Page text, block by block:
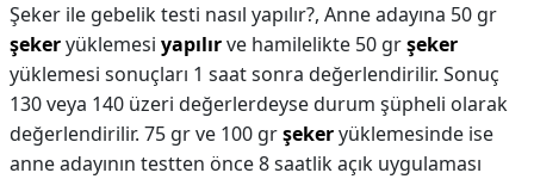
Şeker ile gebelik testi nasıl yapılır?, Anne adayına 50 gr
şekeryüklemesi yapılırve hamilelikte 50 grşeker
yüklemesi sonuçları 1 saat sonra değerlendirilir. Sonuç
130 veya 140 üzeri değerlerdeyse durum şüpheli olarak
değerlendirilir. 75 gr ve 100 grşekeryüklemesinde ise
anne adayının testten önce 8 saatlik açık uygulaması